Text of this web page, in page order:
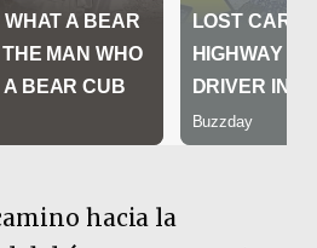
hacia la